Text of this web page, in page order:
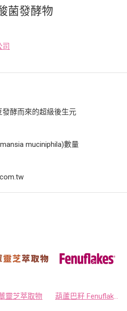
菌發酵物
發酵而來的超級後生元
muciniphila)數量
靈芝萃取物 葫蘆巴籽 Fenuflakes